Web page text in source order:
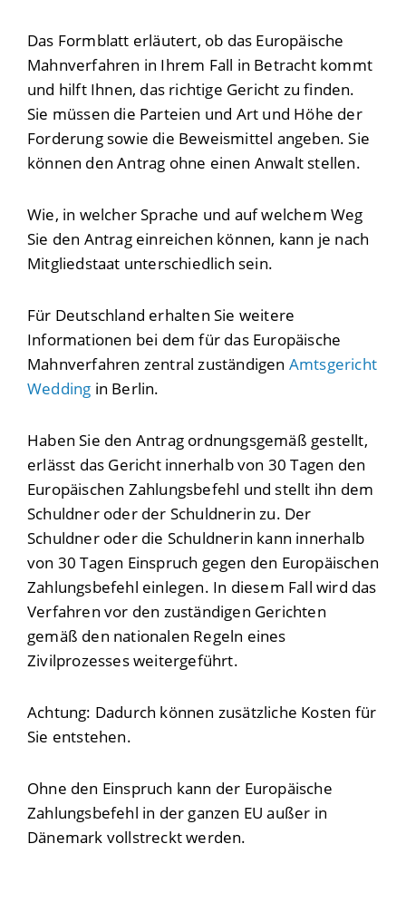
Das Formblatt erläutert, ob das Europäische
Mahnverfahren in Ihrem Fall in Betracht kommt
und hilft Ihnen, das richtige Gericht zu finden.
Sie müssen die Parteien und Art und Höhe der
Forderung sowie die Beweismittel angeben.Sie
können den Antrag ohne einen Anwalt stellen.
Wie, in welcher Sprache und auf welchem Weg
Sie den Antrag einreichen können, kann je nach
Mitgliedstaat unterschiedlich sein.
Für Deutschland erhalten Sie weitere
Informationen bei dem für das Europäische
Mahnverfahren zentral zuständigen Amtsgericht
Wedding in Berlin.
Haben Sie den Antrag ordnungsgemäß gestellt,
erlässt das Gericht innerhalb von 30 Tagen den
Europäischen Zahlungsbefehl und stellt ihn dem
Schuldner oder der Schuldnerin zu. Der
Schuldner oder die Schuldnerin kann innerhalb
von 30 Tagen Einspruch gegen den Europäischen
Zahlungsbefehl einlegen. In diesem Fall wird das
Verfahren vor den zuständigen Gerichten
gemäß den nationalen Regeln eines
Zivilprozesses weitergeführt.
Achtung: Dadurch können zusätzliche Kosten für
Sie entstehen.
Ohne den Einspruch kann der Europäische
Zahlungsbefehl in der ganzen EU außer in
Dänemark vollstreckt werden.